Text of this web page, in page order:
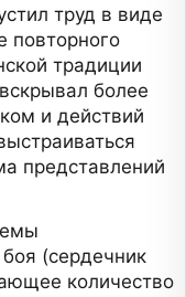
труд в виде
повторного
традиции
более
и действий
представлений
(сердечник
количество